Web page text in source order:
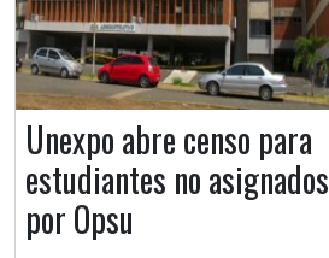
Unexpo abre censo para
estudiantes no asignados
por Opsu